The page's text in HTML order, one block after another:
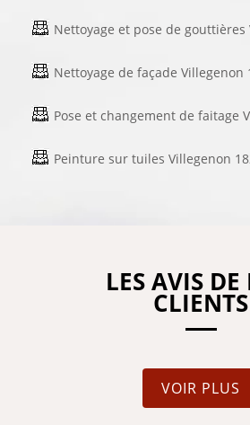
Nettoyage et pose de gouttières
Nettoyage de façade Villegenon
Pose et changement de faitage
Peinture sur tuiles Villegenon
LES AVIS DE
CLIENTS
VOIR PLUS